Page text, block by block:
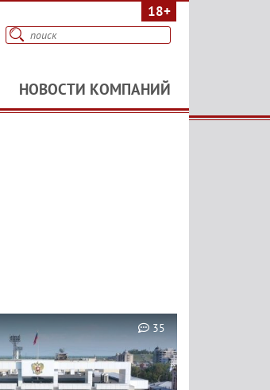
18+
НОВОСТИ КОМПАНИЙ
35